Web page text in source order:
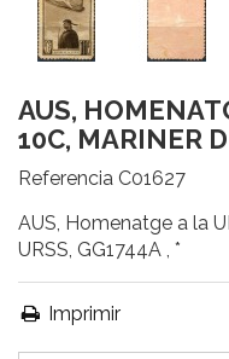
AUS,
10C, MARINER
Referencia C01627
AUS, Homenatge a la
URSS, GG1744A , *
Imprimir